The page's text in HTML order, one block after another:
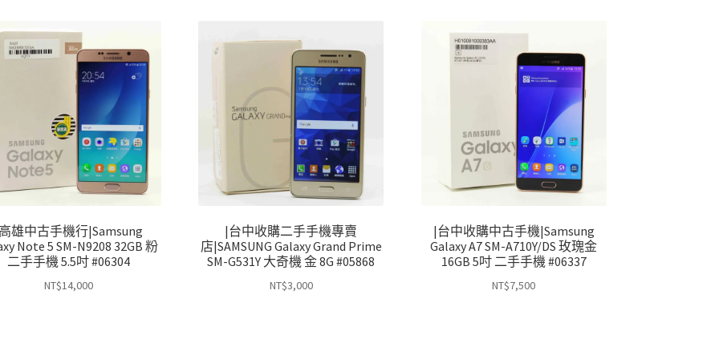
雄中古手機行|Samsung
Note 5 SM-N9208 32GB 粉
二手手機 5.5吋 #06304
NT$14,000
|台中收購二手手機專賣
店|SAMSUNG Galaxy Grand Prime
SM-G531Y 大奇機 金 8G #05868
NT$3,000
|台中收購中古手機|Samsung
Galaxy A7 SM-A710Y/DS 玫瑰金
16GB 5吋 二手手機 #06337
NT$7,500